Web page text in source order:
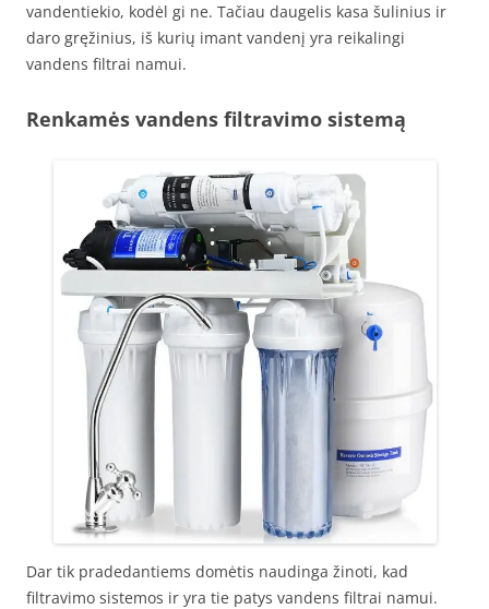
vandentiekio, kodėl gi ne. Tačiau daugelis kasa šulinius ir
daro gręžinius, iš kurių imant vandenį yra reikalingi
vandens filtrai namui.
Renkamės vandens filtravimo sistemą
Dar tik pradedantiems domėtis naudinga žinoti, kad
filtravimo sistemos ir yra tie patys vandens filtrai namui.